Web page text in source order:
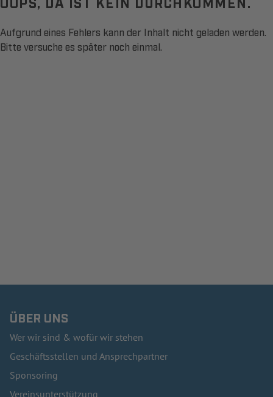
Aufgrund eines Fehlers kann der Inhalt nicht geladen werden.
Bitte versuche es später noch einmal.
ÜBER UNS
Wer wir sind & wofür wir stehen
Geschäftsstellen und Ansprechpartner
Sponsoring
Vereinsunterstützung